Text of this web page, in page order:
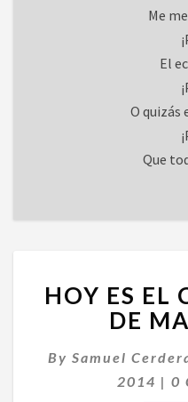
Me
El
O quizás
Que
HOY ES EL
DE
By Samuel
2014 | 0